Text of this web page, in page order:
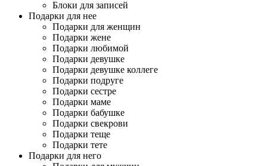
Блоки для записей
Подарки для нее
Подарки для женщин
Подарки жене
Подарки любимой
Подарки девушке
Подарки девушке коллеге
Подарки подруге
Подарки сестре
Подарки маме
Подарки бабушке
Подарки свекрови
Подарки теще
Подарки тете
Подарки для него